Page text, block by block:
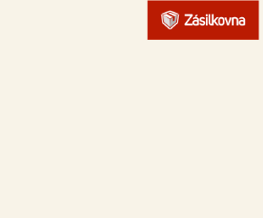
Powered by chaterimo